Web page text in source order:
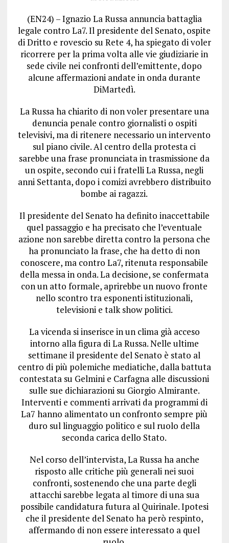
(EN24) – Ignazio La Russa annuncia battaglia
legale contro La7. Il presidente del Senato, ospite
di Dritto e rovescio su Rete 4, ha spiegato di voler
ricorrere per la prima volta alle vie giudiziarie in
sede civile nei confronti dell’emittente, dopo
alcune affermazioni andate in onda durante
DiMartedì.
La Russa ha chiarito di non voler presentare una
denuncia penale contro giornalisti o ospiti
televisivi, ma di ritenere necessario un intervento
sul piano civile. Al centro della protesta ci
sarebbe una frase pronunciata in trasmissione da
un ospite, secondo cui i fratelli La Russa, negli
anni Settanta, dopo i comizi avrebbero distribuito
bombe ai ragazzi.
Il presidente del Senato ha definito inaccettabile
quel passaggio e ha precisato che l’eventuale
azione non sarebbe diretta contro la persona che
ha pronunciato la frase, che ha detto di non
conoscere, ma contro La7, ritenuta responsabile
della messa in onda. La decisione, se confermata
con un atto formale, aprirebbe un nuovo fronte
nello scontro tra esponenti istituzionali,
televisioni e talk show politici.
La vicenda si inserisce in un clima già acceso
intorno alla figura di La Russa. Nelle ultime
settimane il presidente del Senato è stato al
centro di più polemiche mediatiche, dalla battuta
contestata su Gelmini e Carfagna alle discussioni
sulle sue dichiarazioni su Giorgio Almirante.
Interventi e commenti arrivati da programmi di
La7 hanno alimentato un confronto sempre più
duro sul linguaggio politico e sul ruolo della
seconda carica dello Stato.
Nel corso dell’intervista, La Russa ha anche
risposto alle critiche più generali nei suoi
confronti, sostenendo che una parte degli
attacchi sarebbe legata al timore di una sua
possibile candidatura futura al Quirinale. Ipotesi
che il presidente del Senato ha però respinto,
affermando di non essere interessato a quel